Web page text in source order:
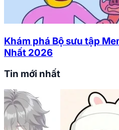
Khám phá Bộ sưu tập
Nhất 2026
Tin mới nhất